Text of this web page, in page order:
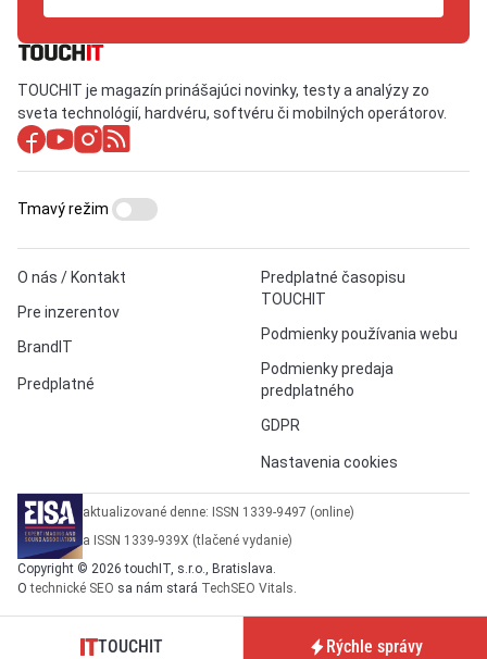
TOUCHIT je magazín prinášajúci novinky, testy a analýzy zo
sveta technológií, hardvéru, softvéru či mobilných operátorov.
O nás / Kontakt
Pre inzerentov
BrandIT
Predplatné
Predplatné časopisu
TOUCHIT
Podmienky používania webu
Podmienky predaja
predplatného
GDPR
Nastavenia cookies
Tmavý režim
aktualizované denne: ISSN 1339-9497 (online)
a ISSN 1339-939X (tlačené vydanie)
Copyright © 2026 touchIT, s.r.o., Bratislava.
Otechnické SEO sa nám stará TechSEO Vitals.
TOUCHIT Rýchle správy